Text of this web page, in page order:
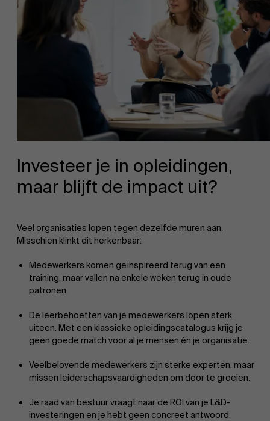
Investeer je in opleidingen,
maar blijft de impact uit?
Veel organisaties lopen tegen dezelfde muren aan.
Misschien klinkt dit herkenbaar:
Medewerkers komen geïnspireerd terug van een
training, maar vallen na enkele weken terug in oude
patronen.
De leerbehoeften van je medewerkers lopen sterk
uiteen. Met een klassieke opleidingscatalogus krijg je
geen goede match voor al je mensen én je organisatie.
Veelbelovende medewerkers zijn sterke experten, maar
missen leiderschapsvaardigheden om door te groeien.
Je raad van bestuur vraagt naar de ROI van je L&D-
investeringen en je hebt geen concreet antwoord.